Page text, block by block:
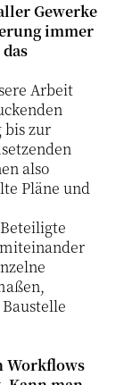
Gewerke
immer
Arbeit
bis zur
also
Pläne und
Workflows